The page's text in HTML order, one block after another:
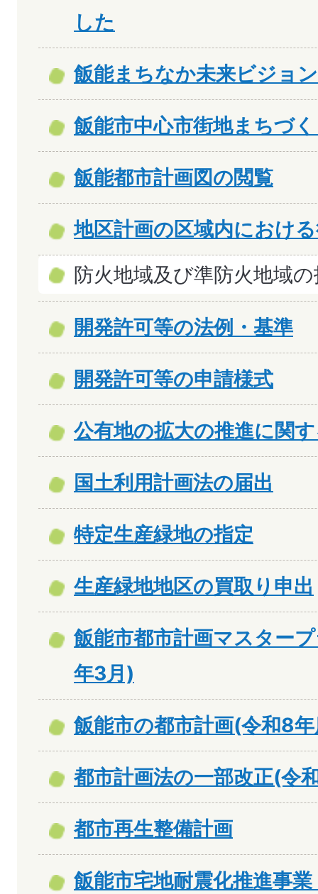
した
飯能まちなか未来ビジョン
飯能市中心市街地まちづ
飯能都市計画図の閲覧
地区計画の区域内におけ
防火地域及び準防火地域
開発許可等の法例・基準
開発許可等の申請様式
公有地の拡大の推進に関
国土利用計画法の届出
特定生産緑地の指定
生産緑地地区の買取り申出
飯能市都市計画マスター
年3月)
飯能市の都市計画(令和8
都市計画法の一部改正(令
都市再生整備計画
飯能市宅地耐震化推進事